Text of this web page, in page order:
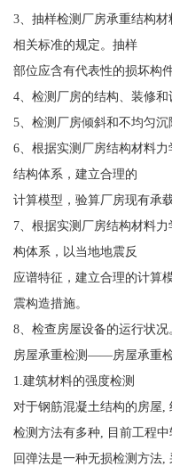
3、抽样检测厂房承重结构
相关标准的规定。抽样
部位应含有代表性的损坏构件
4、检测厂房的结构、装修和
5、检测厂房倾斜和不均匀沉
6、根据实测厂房结构材料
结构体系，建立合理的
计算模型，验算厂房现有承载
7、根据实测厂房结构材料
构体系，以当地地震反
应谱特征，建立合理的计算
震构造措施。
8、检查房屋设备的运行状况
房屋承重检测——房屋承重检
1.建筑材料的强度检测
对于钢筋混凝土结构的房屋
检测方法有多种, 目前工程中
回弹法是一种无损检测方法,